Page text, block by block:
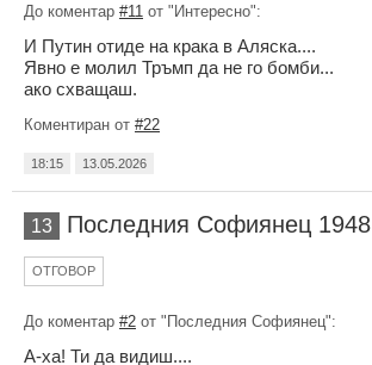
До коментар #11 от "Интересно":
И Путин отиде на крака в Аляска....
Явно е молил Тръмп да не го бомби...
ако схващаш.
Коментиран от #22
18:15 13.05.2026
13 Последния Софиянец 1948
ОТГОВОР
До коментар #2 от "Последния Софиянец":
А-ха! Ти да видиш....